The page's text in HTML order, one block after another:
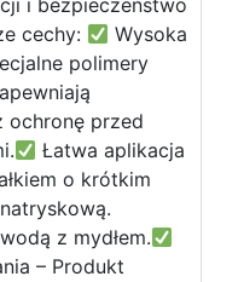
i bezpieczeństwo
cechy:
Wysoka
polimery
ochronę przed
Łatwa aplikacja
o krótkim
z mydłem.
– Produkt